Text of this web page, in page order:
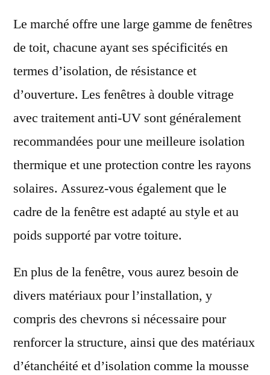
Le marché offre une large gamme de fenêtres
de toit, chacune ayant ses spécificités en
termes d’isolation, de résistance et
d’ouverture. Les fenêtres à double vitrage
avec traitement anti-UV sont généralement
recommandées pour une meilleure isolation
thermique et une protection contre les rayons
solaires. Assurez-vous également que le
cadre de la fenêtre est adapté au style et au
poids supporté par votre toiture.
En plus de la fenêtre, vous aurez besoin de
divers matériaux pour l’installation, y
compris des chevrons si nécessaire pour
renforcer la structure, ainsi que des matériaux
d’étanchéité et d’isolation comme la mousse